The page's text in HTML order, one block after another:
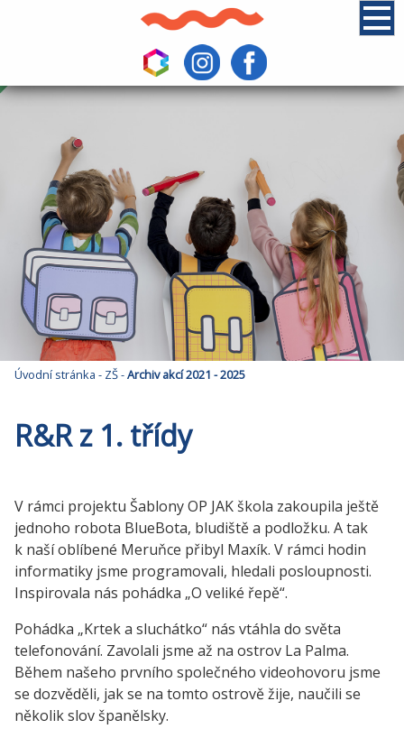
Úvodní stránka - ZŠ-Archiv akcí 2021 - 2025
R&R z 1. třídy
V rámci projektu Šablony OP JAK škola zakoupila ještě
jednoho robota BlueBota, bludiště a podložku. A tak
k naší oblíbené Meruňce přibyl Maxík. V rámci hodin
informatiky jsme programovali, hledali posloupnosti.
Inspirovala nás pohádka „O veliké řepě“.
Pohádka „Krtek a sluchátko“ nás vtáhla do světa
telefonování. Zavolali jsme až na ostrov La Palma.
Během našeho prvního společného videohovoru jsme
se dozvěděli, jak se na tomto ostrově žije, naučili se
několik slov španělsky.